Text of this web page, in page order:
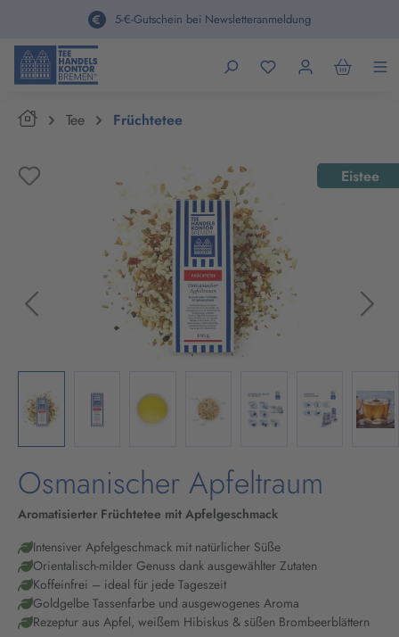
5-€-Gutschein bei Newsletteranmeldung
HomeTee Früchtetee
Eistee
Bildergalerie überspringen
Osmanischer Apfeltraum
Aromatisierter Früchtetee mit Apfelgeschmack
Intensiver Apfelgeschmack mit natürlicher Süße
Orientalisch-milder Genuss dank ausgewählter Zutaten
Koffeinfrei – ideal für jede Tageszeit
Goldgelbe Tassenfarbe und ausgewogenes Aroma
Rezeptur aus Apfel, weißem Hibiskus & süßen Brombeerblättern